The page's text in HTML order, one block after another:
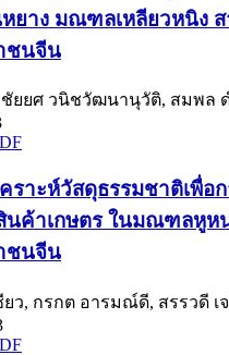
หยาง มณฑลเหลียวหนิง
ชนจีน
ชัยยศ วนิชวัฒนานุวัติ, สมพล ด
คราะห์วัสดุธรรมชาติเพื่อ
ค้าเกษตร ในมณฑลหูห
ชนจีน
ยว, กรกต อารมณ์ดี, สรรวดี